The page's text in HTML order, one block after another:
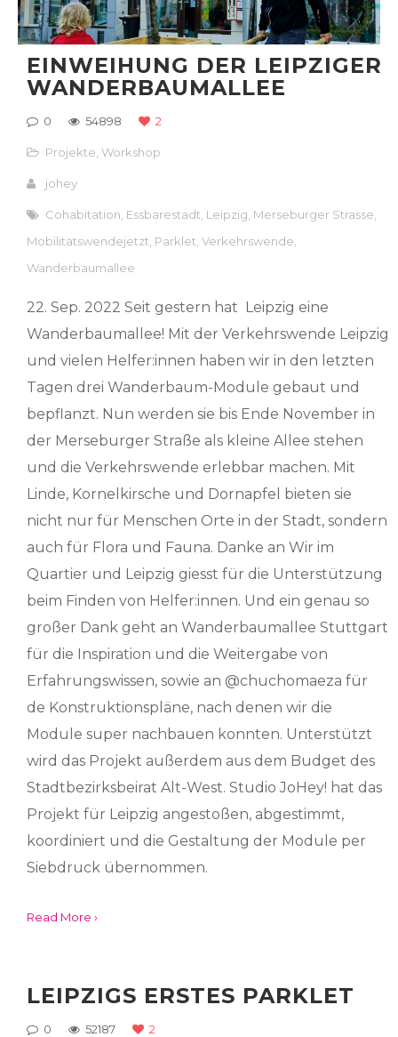
EINWEIHUNG DER LEIPZIGER
WANDERBAUMALLEE
0 54898 2
Projekte ,Workshop
johey
Cohabitation Essbarestadt Leipzig Merseburger Strasse
Mobilitätswendejetzt Parklet ,Verkehrswende
Wanderbaumallee
22. Sep. 2022 Seit gestern hat Leipzig eine
Wanderbaumallee! Mit der Verkehrswende Leipzig
und vielen Helfer:innen haben wir in den letzten
Tagen drei Wanderbaum-Module gebaut und
bepflanzt. Nun werden sie bis Ende November in
der Merseburger Straße als kleine Allee stehen
und die Verkehrswende erlebbar machen. Mit
Linde, Kornelkirsche und Dornapfel bieten sie
nicht nur für Menschen Orte in der Stadt, sondern
auch für Flora und Fauna. Danke an Wir im
Quartier und Leipzig giesst für die Unterstützung
beim Finden von Helfer:innen. Und ein genau so
großer Dank geht an Wanderbaumallee Stuttgart
für die Inspiration und die Weitergabe von
Erfahrungswissen, sowie an @chuchomaeza für
de Konstruktionspläne, nach denen wir die
Module super nachbauen konnten. Unterstützt
wird das Projekt außerdem aus dem Budget des
Stadtbezirksbeirat Alt-West. Studio JoHey! hat das
Projekt für Leipzig angestoßen, abgestimmt,
koordiniert und die Gestaltung der Module per
Siebdruck übernommen.
Read More ›
LEIPZIGS ERSTES PARKLET
0 52187 2